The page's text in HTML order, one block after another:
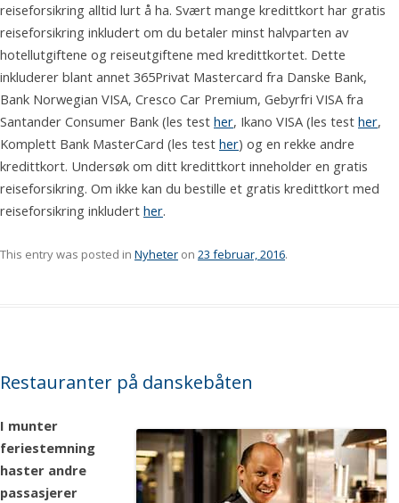
reiseforsikring alltid lurt å ha. Svært mange kredittkort har gratis
reiseforsikring inkludert om du betaler minst halvparten av
hotellutgiftene og reiseutgiftene med kredittkortet. Dette
inkluderer blant annet 365Privat Mastercard fra Danske Bank,
Bank Norwegian VISA, Cresco Car Premium, Gebyrfri VISA fra
Santander Consumer Bank (les test her, Ikano VISA (les test her,
Komplett Bank MasterCard (les test her) og en rekke andre
kredittkort. Undersøk om ditt kredittkort inneholder en gratis
reiseforsikring. Om ikke kan du bestille et gratis kredittkort med
reiseforsikring inkludert her.
This entry was posted in Nyheter on 23 februar, 2016.
Restauranter på danskebåten
I munter
feriestemning
haster andre
passasjerer